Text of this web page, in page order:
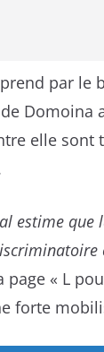
par le
Domoina
elle sont
estime que
« L
forte